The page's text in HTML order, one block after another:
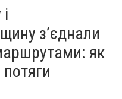
з’єднали
як